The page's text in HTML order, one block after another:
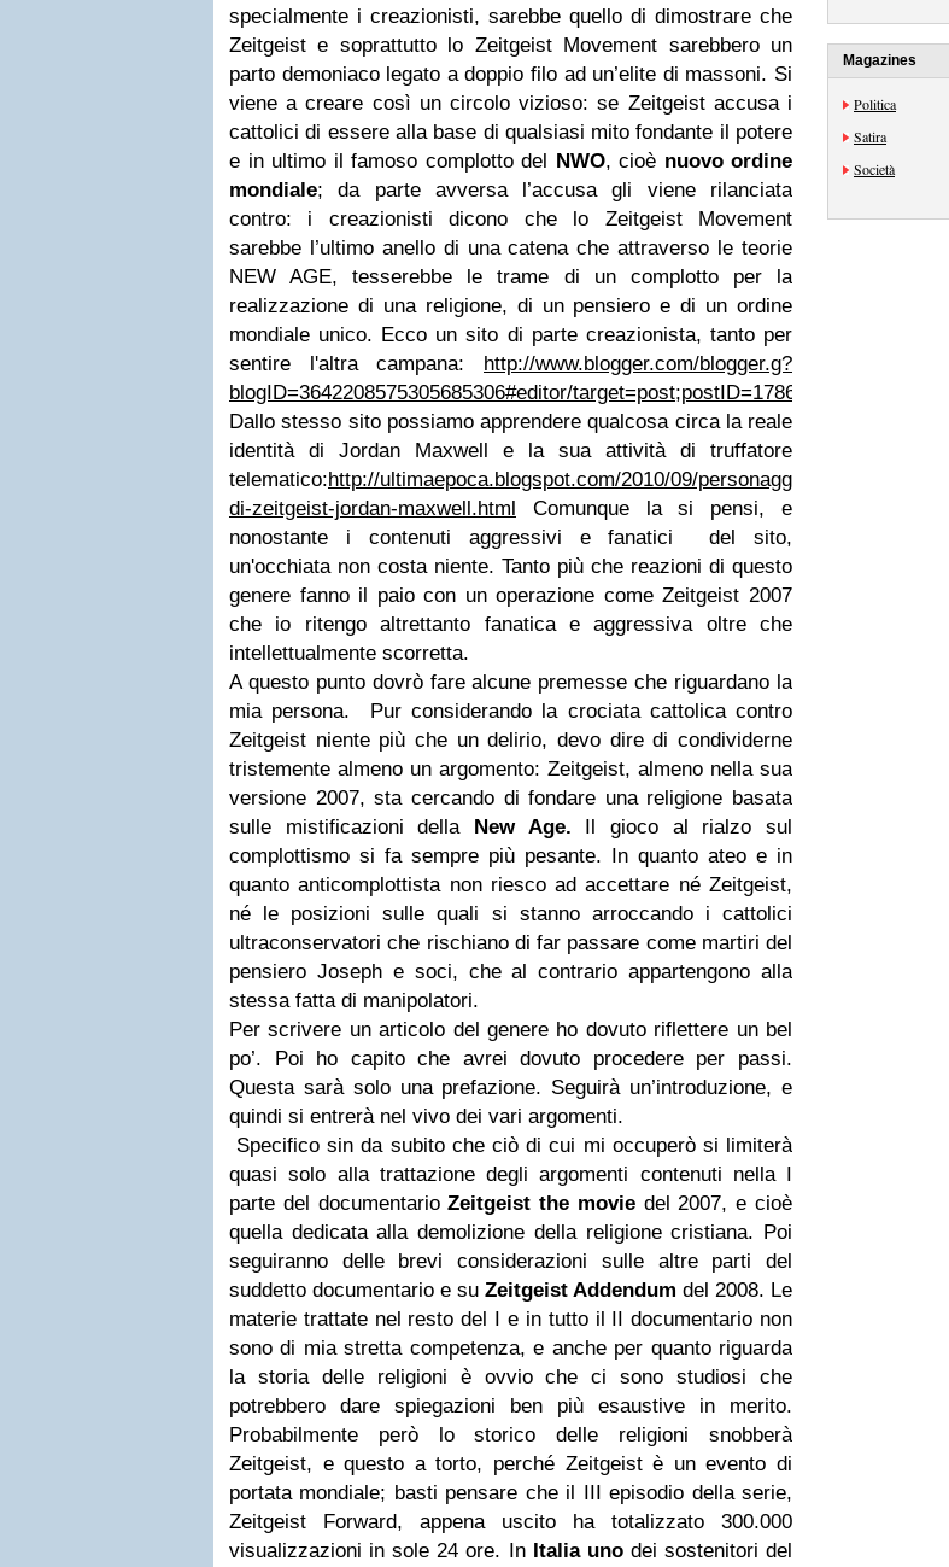
specialmente i creazionisti, sarebbe quello di dimostrare che
Zeitgeist e soprattutto lo Zeitgeist Movement sarebbero un
parto demoniaco legato a doppio filo ad un’elite di massoni. Si
viene a creare così un circolo vizioso: se Zeitgeist accusa i
cattolici di essere alla base di qualsiasi mito fondante il potere
e in ultimo il famoso complotto del NWO, cioè nuovo ordine
mondiale; da parte avversa l’accusa gli viene rilanciata
contro: i creazionisti dicono che lo Zeitgeist Movement
sarebbe l’ultimo anello di una catena che attraverso le teorie
NEW AGE, tesserebbe le trame di un complotto per la
realizzazione di una religione, di un pensiero e di un ordine
mondiale unico. Ecco un sito di parte creazionista, tanto per
sentire l'altra campana: http://www.blogger.com/blogger.g?
blogID=3642208575305685306#editor/target=post;postID=1786426386764618796
Dallo stesso sito possiamo apprendere qualcosa circa la reale
identità di Jordan Maxwell e la sua attività di truffatore
telematico:http://ultimaepoca.blogspot.com/2010/09/personaggi-
di-zeitgeist-jordan-maxwell.html Comunque la si pensi, e
nonostante i contenuti aggressivi e fanatici del sito,
un'occhiata non costa niente. Tanto più che reazioni di questo
genere fanno il paio con un operazione come Zeitgeist 2007
che io ritengo altrettanto fanatica e aggressiva oltre che
intellettualmente scorretta.
A questo punto dovrò fare alcune premesse che riguardano la
mia persona. Pur considerando la crociata cattolica contro
Zeitgeist niente più che un delirio, devo dire di condividerne
tristemente almeno un argomento: Zeitgeist, almeno nella sua
versione 2007, sta cercando di fondare una religione basata
sulle mistificazioni della New Age. Il gioco al rialzo sul
complottismo si fa sempre più pesante. In quanto ateo e in
quanto anticomplottista non riesco ad accettare né Zeitgeist,
né le posizioni sulle quali si stanno arroccando i cattolici
ultraconservatori che rischiano di far passare come martiri del
pensiero Joseph e soci, che al contrario appartengono alla
stessa fatta di manipolatori.
Per scrivere un articolo del genere ho dovuto riflettere un bel
po’. Poi ho capito che avrei dovuto procedere per passi.
Questa sarà solo una prefazione. Seguirà un’introduzione, e
quindi si entrerà nel vivo dei vari argomenti.
Specifico sin da subito che ciò di cui mi occuperò si limiterà
quasi solo alla trattazione degli argomenti contenuti nella I
parte del documentarioZeitgeist the moviedel 2007, e cioè
quella dedicata alla demolizione della religione cristiana. Poi
seguiranno delle brevi considerazioni sulle altre parti del
suddetto documentario e su Zeitgeist Addendum del 2008. Le
materie trattate nel resto del I e in tutto il II documentario non
sono di mia stretta competenza, e anche per quanto riguarda
la storia delle religioni è ovvio che ci sono studiosi che
potrebbero dare spiegazioni ben più esaustive in merito.
Probabilmente però lo storico delle religioni snobberà
Zeitgeist, e questo a torto, perché Zeitgeist è un evento di
portata mondiale; basti pensare che il III episodio della serie,
Zeitgeist Forward, appena uscito ha totalizzato 300.000
visualizzazioni in sole 24 ore. In Italia unodei sostenitori del
Magazines
Politica
Satira
Società